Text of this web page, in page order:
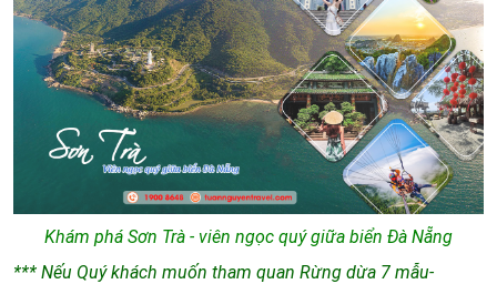
Khám phá Sơn Trà - viên ngọc quý giữa biển Đà Nẵng
*** Nếu Quý khách muốn tham quan Rừng dừa 7 mẫu-